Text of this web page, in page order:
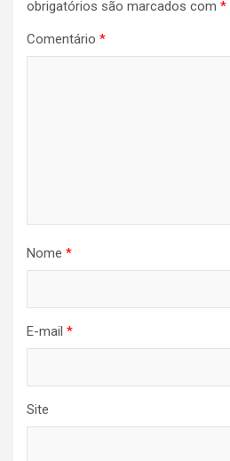
obrigatórios são marcados com *
Comentário *
Nome *
E-mail *
Site